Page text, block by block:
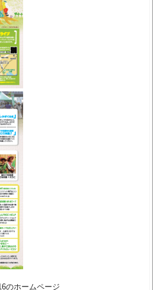
のホームページ